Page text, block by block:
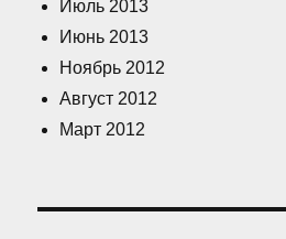
Июль 2013
Июнь 2013
Ноябрь 2012
Август 2012
Март 2012